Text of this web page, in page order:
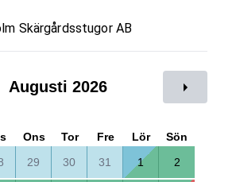
Skärgårdsstugor AB
Augusti 2026
Ons Tor Fre Lör
Sön
29 30 31 1 2